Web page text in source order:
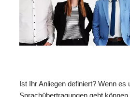
Ist Ihr Anliegen definiert? Wenn es